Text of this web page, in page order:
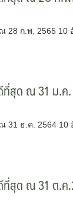
28 ก.พ. 2565 10
สุด ณ 31 ม.ค
31 ธ.ค. 2564 10
ที่สุด ณ 31 ต.ค